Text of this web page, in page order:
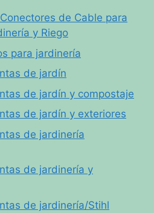
de Cable para
y Riego
para jardinería
de jardín
de jardín y compostaje
de jardín y exteriores
de jardinería
de jardinería y
de jardinería/Stihl